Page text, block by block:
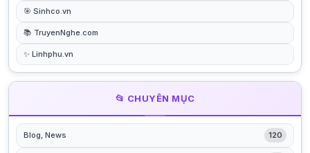
🎯 Sinhco.vn
📚 TruyenNghe.com
✨ Linhphu.vn
📂 CHUYÊN MỤC
Blog, News 120